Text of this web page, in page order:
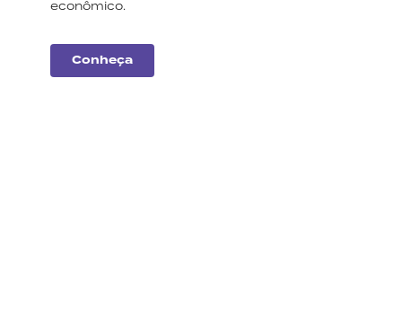
econômico.
Conheça